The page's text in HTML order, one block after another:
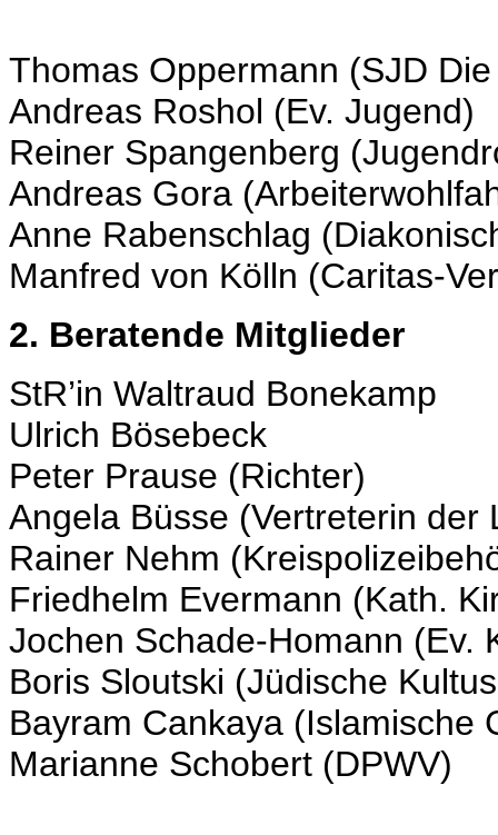
Thomas Oppermann (SJD
Andreas Roshol (Ev. Jugend)
Reiner Spangenberg
Andreas Gora
Anne Rabenschlag
Manfred von Kölln (Caritas-
2. Beratende Mitglieder
StR’in Waltraud Bonekamp
Ulrich Bösebeck
Peter Prause (Richter)
Angela Büsse (Vertreterin der
Rainer Nehm
Friedhelm Evermann (Kath.
Jochen Schade-Homann (Ev.
Boris Sloutski (Jüdische
Bayram Cankaya (Islamische
Marianne Schobert (DPWV)